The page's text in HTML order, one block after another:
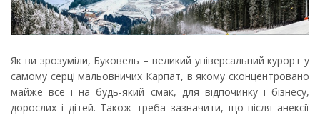
Як ви зрозуміли, Буковель – великий універсальний курорт у
самому серці мальовничих Карпат, в якому сконцентровано
майже все і на будь-який смак, для відпочинку і бізнесу,
дорослих і дітей. Також треба зазначити, що після анексії